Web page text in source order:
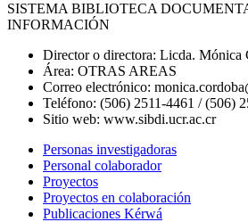
SISTEMA BIBLIOTECA
INFORMACIÓN
Director o directora: Licda. Mónica
Área: OTRAS AREAS
Correo electrónico:
Teléfono: (506) 2511-4461 / (506)
Sitio web: www.sibdi.ucr.ac.cr
Personas investigadoras
Personal colaborador
Proyectos
Proyectos en colaboración
Publicaciones Kérwá